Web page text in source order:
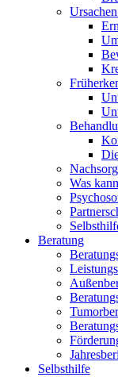
Was
Beratung
Selbsthilfe